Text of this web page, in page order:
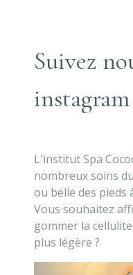
Suivez
instagram
L'institut Spa
nombreux soins
ou belle des pieds
Vous souhaitez
gommer la
plus légère ?